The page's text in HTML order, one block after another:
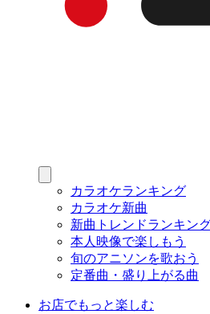
カラオケランキング
カラオケ新曲
新曲トレンドランキン
本人映像で楽しもう
旬のアニソンを歌おう
定番曲・盛り上がる曲
お店でもっと楽しむ